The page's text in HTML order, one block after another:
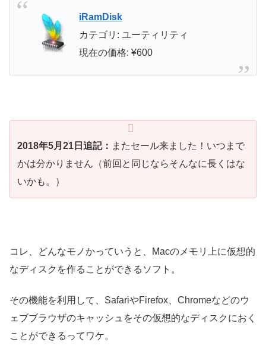
iRamDisk
カテゴリ: ユーティリティ
現在の価格: ¥600
2018年5月21日追記： またセール来ました！いつまで
かは分かりません（前回と同じならそんなに長くはな
いかも。）
コレ、どんなモノかっていうと、Macのメモリ上に仮想的
なディスクを作ることができるソフト。
その機能を利用して、SafariやFirefox、Chromeなどのウ
ェブブラウザのキャッシュをその仮想的なディスクにおく
ことができるってワケ。